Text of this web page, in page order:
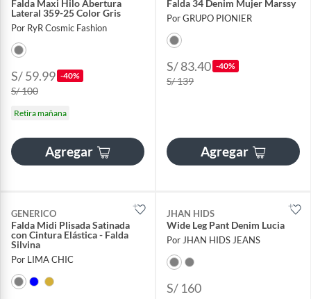
Falda Maxi Hilo Abertura
Lateral 359-25 Color Gris
Por RyR Cosmic Fashion
S/ 59.99 -40%
S/ 100
Retira mañana
Agregar
Falda 34 Denim Mujer Marssy
Por GRUPO PIONIER
S/ 83.40 -40%
S/ 139
Agregar
GENERICO
Falda Midi Plisada Satinada
con Cintura Elástica - Falda
Silvina
Por LIMA CHIC
JHAN HIDS
Wide Leg Pant Denim Lucia
Por JHAN HIDS JEANS
S/ 160